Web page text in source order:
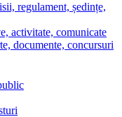
regulament, ședințe,
activitate, comunicate
documente, concursuri